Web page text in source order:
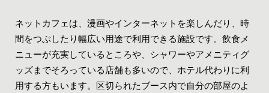
ネットカフェは、漫画やインターネットを楽しんだり、時
間をつぶしたり幅広い用途で利用できる施設です。飲食メ
ニューが充実しているところや、シャワーやアメニティグ
ッズまでそろっている店舗も多いので、ホテル代わりに利
用する方もいます。区切られたブース内で自分の部屋のよ